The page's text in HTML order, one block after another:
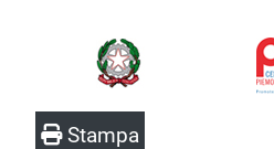
Stampa